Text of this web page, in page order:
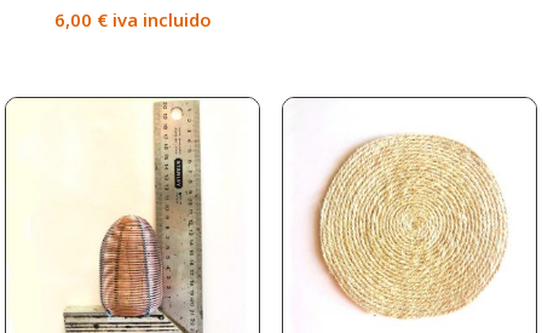
6,00 € iva incluido